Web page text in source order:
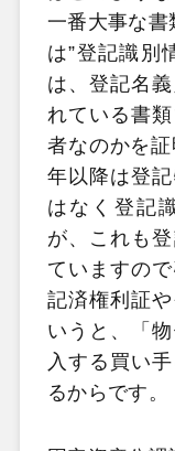
一番大事な書
は”登記識別
は、登記名
れている書
者なのかを
年以降は登
はなく登記
が、これも
ていますの
記済権利証
いうと、「
入する買い
るからです。